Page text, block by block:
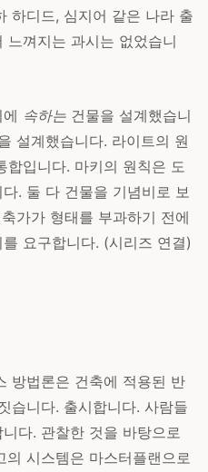
하디드, 심지어 같은 나라 출
느껴지는 과시는 없었습니
속하는 건물을 설계했습니
설계했습니다. 라이트의 원
합입니다. 마키의 원칙은 도
. 둘 다 건물을 기념비로 보
가가 형태를 부과하기 전에
요구합니다. (시리즈 연결)
방법론은 건축에 적용된 반
습니다. 출시합니다. 사람들
다. 관찰한 것을 바탕으로
시스템은 마스터플랜으로